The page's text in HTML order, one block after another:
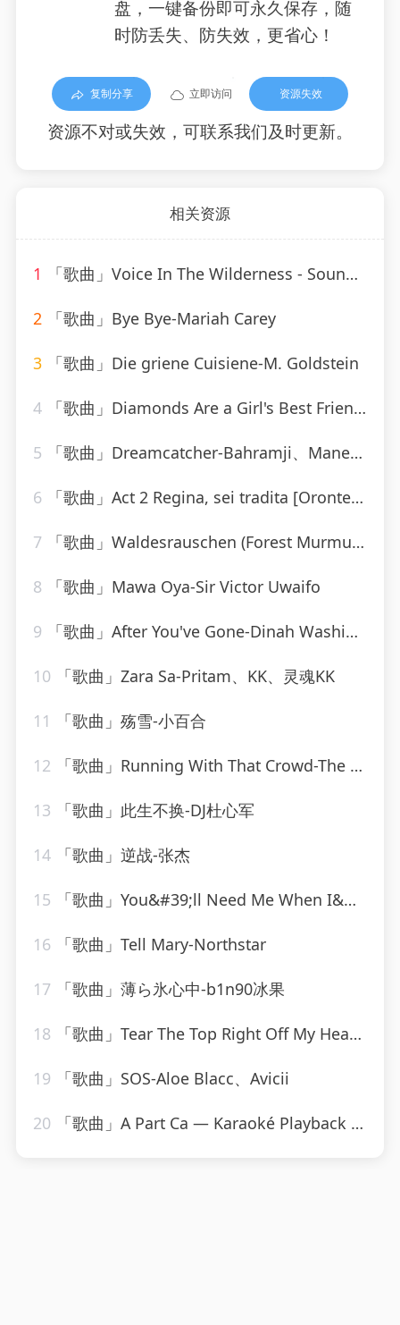
盘，一键备份即可永久保存，随
时防丢失、防失效，更省心！
复制分享 立即访问 资源失效
资源不对或失效，可联系我们及时更新。
相关资源
1 「歌曲」Voice In The Wilderness - Sound-A-Like-Studio Group
2 「歌曲」Bye Bye-Mariah Carey
3 「歌曲」Die griene Cuisiene-M. Goldstein
4 「歌曲」Diamonds Are a Girl's Best Friend-Marylin Monroe
5 「歌曲」Dreamcatcher-Bahramji、Maneesh de Moor、Bashir、Zhubin Kalhor、Sudha
6 「歌曲」Act 2 Regina, sei tradita [Oronte, Alcina]-william christie
7 「歌曲」Waldesrauschen (Forest Murmurs), for Piano (Zwei Konzertetuden No. 1), S. 1451 No 1 Waldesrauschen
8 「歌曲」Mawa Oya-Sir Victor Uwaifo
9 「歌曲」After You've Gone-Dinah Washington(1)
10 「歌曲」Zara Sa-Pritam、KK、灵魂KK
11 「歌曲」殇雪-小百合
12 「歌曲」Running With That Crowd-The Charlie Daniels Band
13 「歌曲」此生不换-DJ杜心军
14 「歌曲」逆战-张杰
15 「歌曲」You&#39;ll Need Me When I&#39;m Long Gone-ethel waters
16 「歌曲」Tell Mary-Northstar
17 「歌曲」薄ら氷心中-b1n90冰果
18 「歌曲」Tear The Top Right Off My Head-The Monkees
19 「歌曲」SOS-Aloe Blacc、Avicii
20 「歌曲」A Part Ca — Karaoké Playback Instrumental — Rendu Célèbre Par Jacques Dutronc-Karaoke